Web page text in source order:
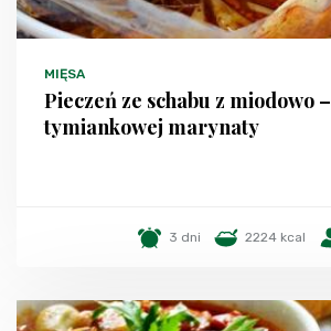
MIĘSA
Pieczeń ze schabu z miodowo –
tymiankowej marynaty
3 dni 2224 kcal